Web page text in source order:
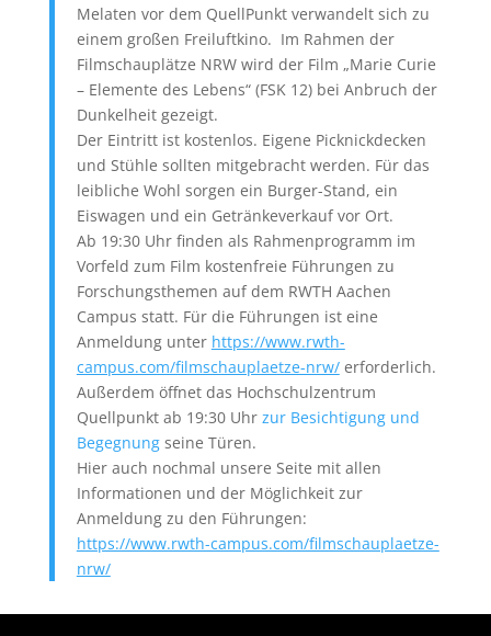
Melaten vor dem QuellPunkt verwandelt sich zu
einem großen Freiluftkino. Im Rahmen der
Filmschauplätze NRW wird der Film „Marie Curie
– Elemente des Lebens“ (FSK 12) bei Anbruch der
Dunkelheit gezeigt.
Der Eintritt ist kostenlos. Eigene Picknickdecken
und Stühle sollten mitgebracht werden. Für das
leibliche Wohl sorgen ein Burger-Stand, ein
Eiswagen und ein Getränkeverkauf vor Ort.
Ab 19:30 Uhr finden als Rahmenprogramm im
Vorfeld zum Film kostenfreie Führungen zu
Forschungsthemen auf dem RWTH Aachen
Campus statt. Für die Führungen ist eine
Anmeldung unter https://www.rwth-
campus.com/filmschauplaetze-nrw/erforderlich.
Außerdem öffnet das Hochschulzentrum
Quellpunkt ab 19:30 Uhrzur Besichtigung und
Begegnungseine Türen.
Hier auch nochmal unsere Seite mit allen
Informationen und der Möglichkeit zur
Anmeldung zu den Führungen:
https://www.rwth-campus.com/filmschauplaetze-
nrw/